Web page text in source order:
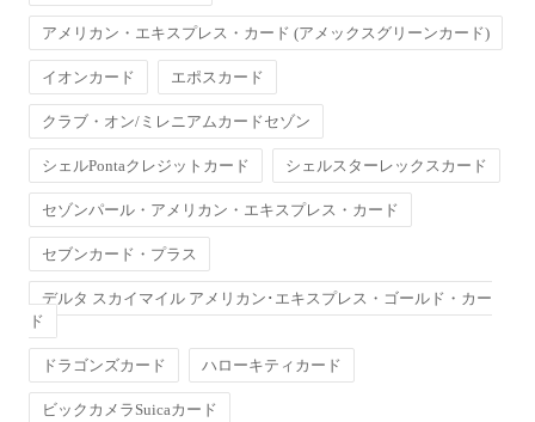
アメリカン・エキスプレス・カード (アメックスグリーンカード)
イオンカード エポスカード
クラブ・オン/ミレニアムカードセゾン
シェルPontaクレジットカード シェルスターレックスカード
セゾンパール・アメリカン・エキスプレス・カード
セブンカード・プラス
デルタ スカイマイル アメリカン･エキスプレス・ゴールド・カー
ド
ドラゴンズカード ハローキティカード
ビックカメラSuicaカード